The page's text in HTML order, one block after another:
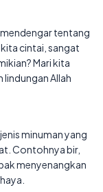
tentang
cintai, sangat
Mari kita
lindungan Allah
minuman yang
Contohnya bir,
menyenangkan